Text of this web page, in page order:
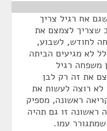
אח רגיל צריך
שצריך לצמצם את
לחודש, לשבוע,
לא מגיעים הביתה
משפחה רגיל
את זה רק לבן
לא רוצה לעשות את
ראשונה, מספיק
ראשונה זו גם תהיה
עמו.